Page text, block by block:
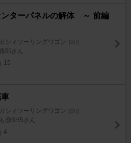
ンターパネルの解体 ～ 前編
シィツーリングワゴン [BH]
郎さん
15
車
シィツーリングワゴン [BH]
@BH5さん
4